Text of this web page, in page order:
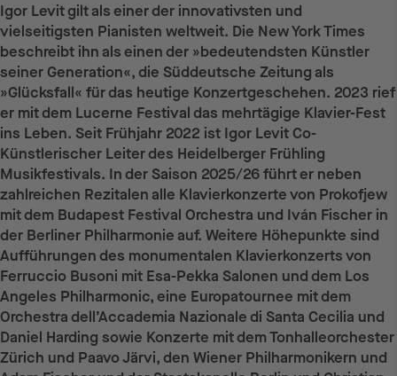
Igor Levit gilt als einer der innovativsten und
vielseitigsten Pianisten weltweit. Die New York Times
beschreibt ihn als einen der »bedeutendsten Künstler
seiner Generation«, die Süddeutsche Zeitung als
»Glücksfall« für das heutige Konzertgeschehen. 2023 rief
er mit dem Lucerne Festival das mehrtägige Klavier-Fest
ins Leben. Seit Frühjahr 2022 ist Igor Levit Co-
Künstlerischer Leiter des Heidelberger Frühling
Musikfestivals. In der Saison 2025/26 führt er neben
zahlreichen Rezitalen alle Klavierkonzerte von Prokofjew
mit dem Budapest Festival Orchestra und Iván Fischer in
der Berliner Philharmonie auf. Weitere Höhepunkte sind
Aufführungen des monumentalen Klavierkonzerts von
Ferruccio Busoni mit Esa-Pekka Salonen und dem Los
Angeles Philharmonic, eine Europatournee mit dem
Orchestra dell’Accademia Nazionale di Santa Cecilia und
Daniel Harding sowie Konzerte mit dem Tonhalleorchester
Zürich und Paavo Järvi, den Wiener Philharmonikern und